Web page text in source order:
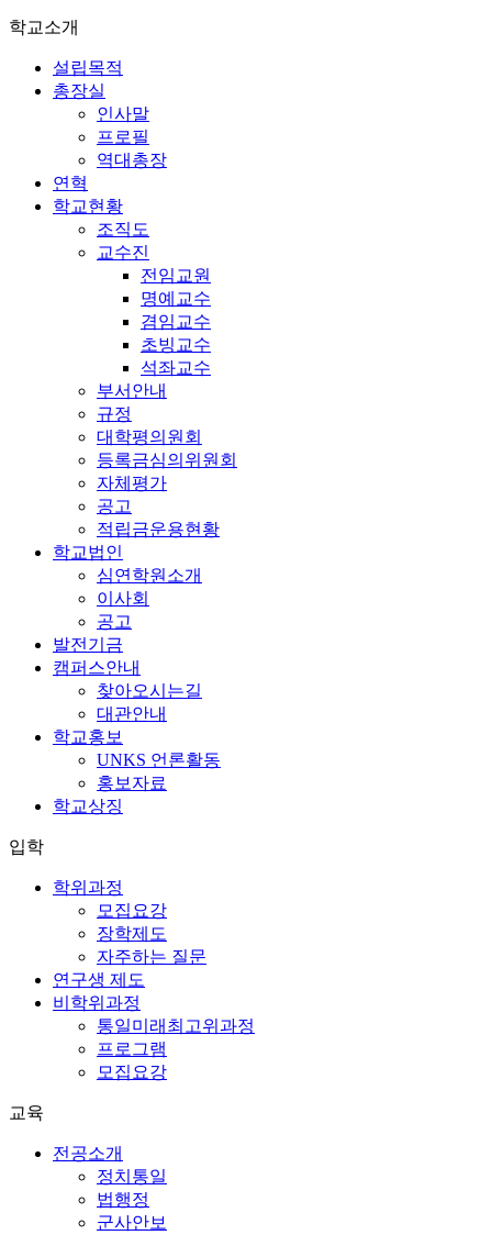
학교소개
설립목적
총장실
인사말
프로필
역대총장
연혁
학교현황
조직도
교수진
전임교원
명예교수
겸임교수
초빙교수
석좌교수
부서안내
규정
대학평의원회
등록금심의위원회
자체평가
공고
적립금운용현황
학교법인
심연학원소개
이사회
공고
발전기금
캠퍼스안내
찾아오시는길
대관안내
학교홍보
UNKS 언론활동
홍보자료
학교상징
입학
학위과정
모집요강
장학제도
자주하는 질문
연구생 제도
비학위과정
통일미래최고위과정
프로그램
모집요강
교육
전공소개
정치통일
법행정
군사안보